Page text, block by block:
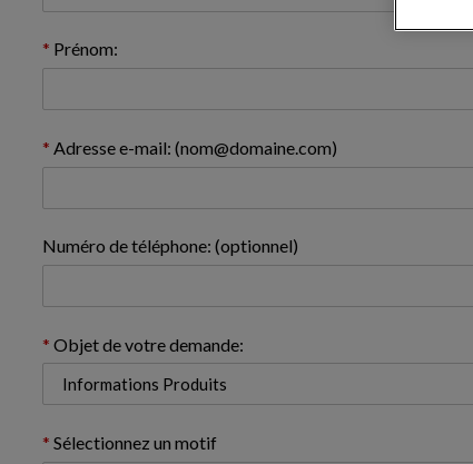
Prénom:
Adresse e-mail: (nom@domaine.com)
Numéro de téléphone: (optionnel)
Objet de votre demande:
Sélectionnez un motif